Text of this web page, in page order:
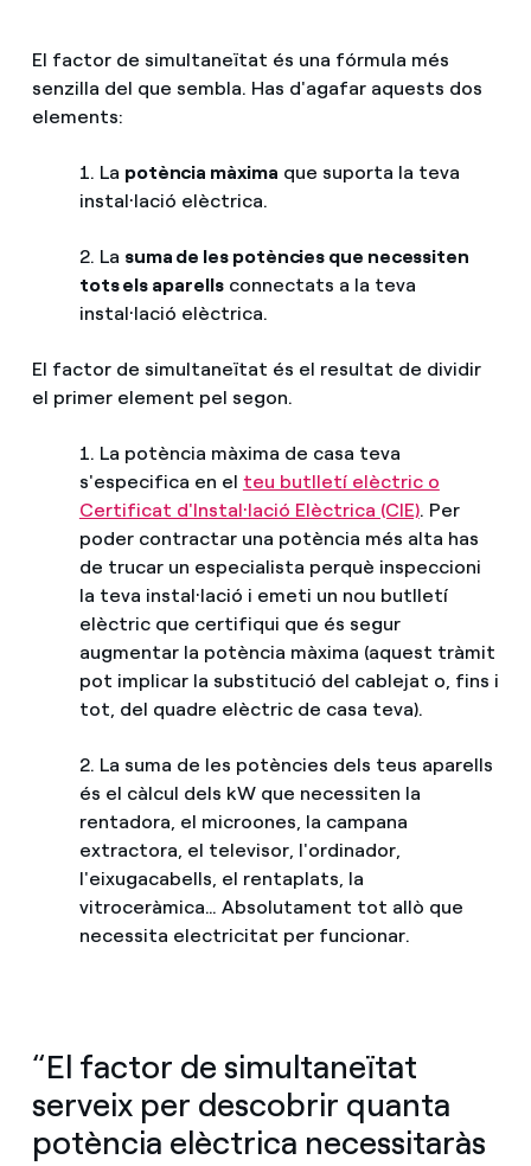
El factor de simultaneïtat és una fórmula més
senzilla del que sembla. Has d'agafar aquests dos
elements:
1. La potència màxima que suporta la teva
instal·lació elèctrica.
2. La suma de les potències que necessiten
tots els aparellsconnectats a la teva
instal·lació elèctrica.
El factor de simultaneïtat és el resultat de dividir
el primer element pel segon.
1. La potència màxima de casa teva
s'especifica en el teu butlletí elèctric o
Certificat d'Instal·lació Elèctrica (CIE). Per
poder contractar una potència més alta has
de trucar un especialista perquè inspeccioni
la teva instal·lació i emeti un nou butlletí
elèctric que certifiqui que és segur
augmentar la potència màxima (aquest tràmit
pot implicar la substitució del cablejat o, fins i
tot, del quadre elèctric de casa teva).
2. La suma de les potències dels teus aparells
és el càlcul dels kW que necessiten la
rentadora, el microones, la campana
extractora, el televisor, l'ordinador,
l'eixugacabells, el rentaplats, la
vitroceràmica… Absolutament tot allò que
necessita electricitat per funcionar.
“El factor de simultaneïtat
serveix per descobrir quanta
potència elèctrica necessitaràs